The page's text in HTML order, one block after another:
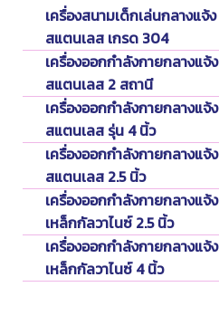
เครื่องสนามเด็กเล่นกลางแจ้ง
สแตนเลส เกรด 304
เครื่องออกกำลังกายกลางแจ้ง
สแตนเลส 2 สถานี
เครื่องออกกำลังกายกลางแจ้ง
สแตนเลส รุ่น 4 นิ้ว
เครื่องออกกำลังกายกลางแจ้ง
สแตนเลส 2.5 นิ้ว
เครื่องออกกำลังกายกลางแจ้ง
เหล็กกัลวาไนซ์ 2.5 นิ้ว
เครื่องออกกำลังกายกลางแจ้ง
เหล็กกัลวาไนซ์ 4 นิ้ว